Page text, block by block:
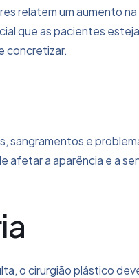
relatem um aumento
que as pacientes
concretizar.
sangramentos e
afetar a aparência e a
o cirurgião plástico